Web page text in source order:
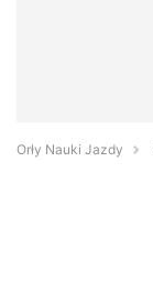
Orły Nauki Jazdy